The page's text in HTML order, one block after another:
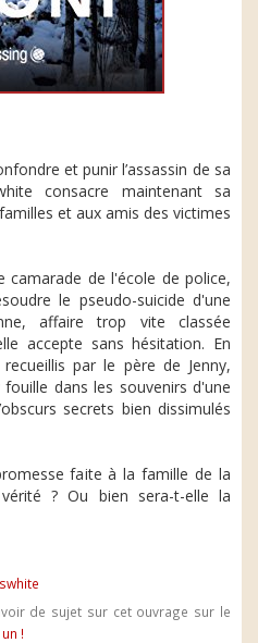
et punir l’assassin de sa
consacre maintenant sa
et aux amis des victimes
camarade de l'école de police,
le pseudo-suicide d'une
affaire trop vite classée
accepte sans hésitation. En
par le père de Jenny,
dans les souvenirs d'une
secrets bien dissimulés
faite à la famille de la
? Ou bien sera-t-elle la
de sujet sur cet ouvrage sur le
!